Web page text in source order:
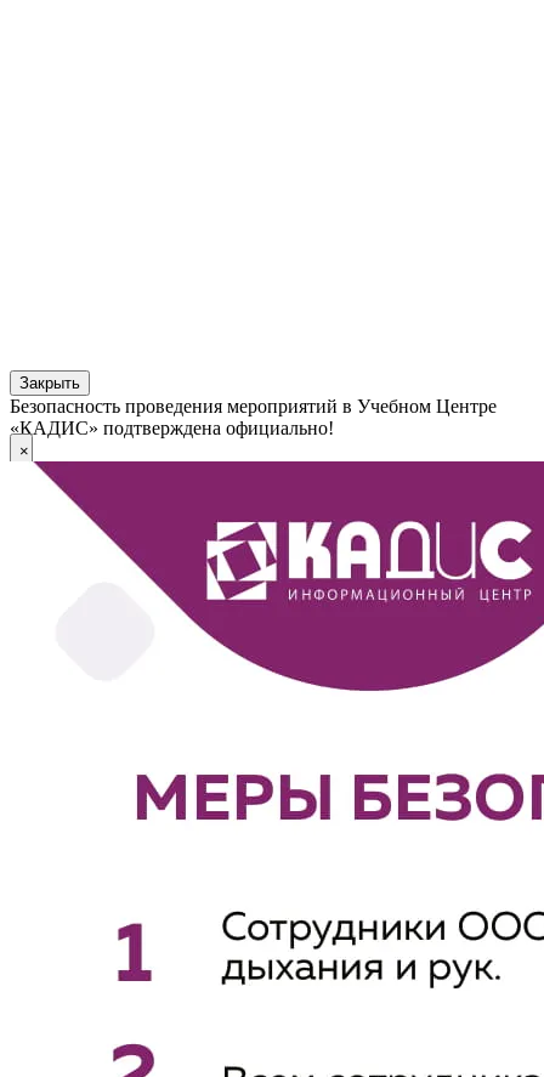
Закрыть
Безопасность проведения мероприятий в Учебном Центре
«КАДИС» подтверждена официально!
×